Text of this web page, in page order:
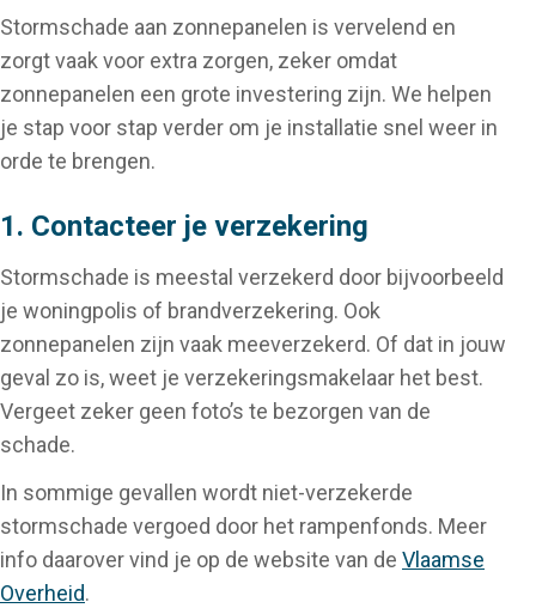
Stormschade aan zonnepanelen is vervelend en
zorgt vaak voor extra zorgen, zeker omdat
zonnepanelen een grote investering zijn. We helpen
je stap voor stap verder om je installatie snel weer in
orde te brengen.
1. Contacteer je verzekering
Stormschade is meestal verzekerd door bijvoorbeeld
je woningpolis of brandverzekering. Ook
zonnepanelen zijn vaak meeverzekerd. Of dat in jouw
geval zo is, weet je verzekeringsmakelaar het best.
Vergeet zeker geen foto’s te bezorgen van de
schade.
In sommige gevallen wordt niet-verzekerde
stormschade vergoed door het rampenfonds. Meer
info daarover vind je op de website van de Vlaamse
Overheid.